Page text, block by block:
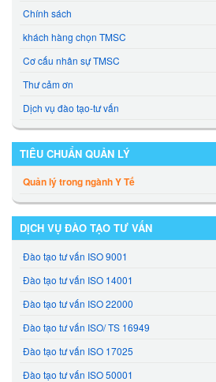
Chính sách
khách hàng chọn TMSC
Cơ cấu nhân sự TMSC
Thư cảm ơn
Dịch vụ đào tạo-tư vấn
TIÊU CHUẨN QUẢN LÝ
Quản lý trong ngành Y Tế
DỊCH VỤ ĐÀO TẠO TƯ VẤN
Đào tạo tư vấn ISO 9001
Đào tạo tư vấn ISO 14001
Đào tạo tư vấn ISO 22000
Đào tạo tư vấn ISO/ TS 16949
Đào tạo tư vấn ISO 17025
Đào tạo tư vấn ISO 50001